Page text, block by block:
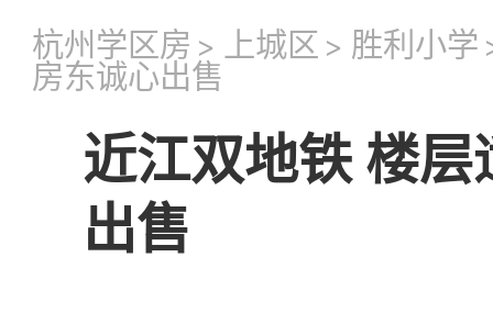
杭州学区房 > 上城区 > 胜利小学
房东诚心出售
近江双地铁 楼
出售